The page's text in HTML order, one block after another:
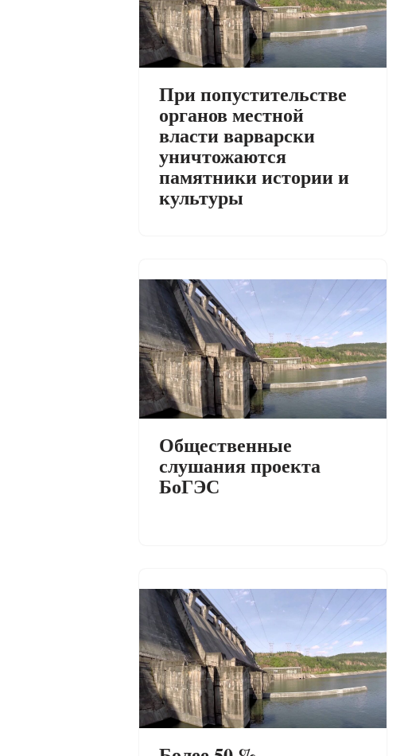
При попустительстве
органов местной
власти варварски
уничтожаются
памятники истории и
культуры
Общественные
слушания проекта
БоГЭС